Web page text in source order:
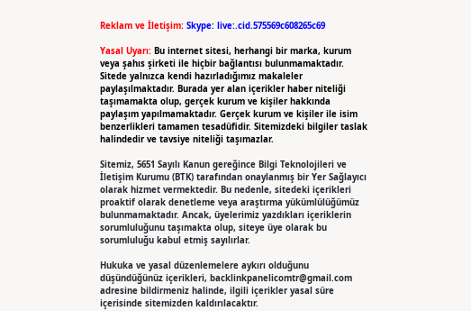
Reklam ve İletişim: Skype: live:.cid.575569c608265c69
Yasal Uyarı: Bu internet sitesi, herhangi bir marka, kurum
veya şahıs şirketi ile hiçbir bağlantısı bulunmamaktadır.
Sitede yalnızca kendi hazırladığımız makaleler
paylaşılmaktadır. Burada yer alan içerikler haber niteliği
taşımamakta olup, gerçek kurum ve kişiler hakkında
paylaşım yapılmamaktadır. Gerçek kurum ve kişiler ile isim
benzerlikleri tamamen tesadüfidir. Sitemizdeki bilgiler taslak
halindedir ve tavsiye niteliği taşımazlar.
Sitemiz, 5651 Sayılı Kanun gereğince Bilgi Teknolojileri ve
İletişim Kurumu (BTK) tarafından onaylanmış bir Yer Sağlayıcı
olarak hizmet vermektedir. Bu nedenle, sitedeki içerikleri
proaktif olarak denetleme veya araştırma yükümlülüğümüz
bulunmamaktadır. Ancak, üyelerimiz yazdıkları içeriklerin
sorumluluğunu taşımakta olup, siteye üye olarak bu
sorumluluğu kabul etmiş sayılırlar.
Hukuka ve yasal düzenlemelere aykırı olduğunu
düşündüğünüz içerikleri, backlinkpanelicomtr@gmail.com
adresine bildirmeniz halinde, ilgili içerikler yasal süre
içerisinde sitemizden kaldırılacaktır.